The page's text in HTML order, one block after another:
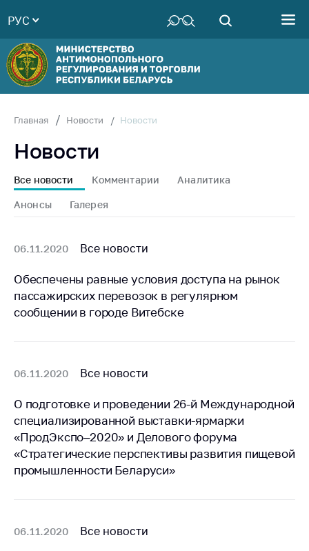
Руководство
Структура
Министерства
Территориальные
Законодательство
Антикоррупционная
деятельность
совет
Соискателям
Награждения
Белорусская
Общественная
Идеологическая
работа
Официальные
геральдические
Деятельность
РУС
Главная Новости Новости
Новости
Все новости Комментарии Аналитика
Анонсы Галерея
06.11.2020 Все новости
Обеспечены равные условия доступа на рынок
пассажирских перевозок в регулярном
сообщении в городе Витебске
06.11.2020 Все новости
О подготовке и проведении 26-й Международной
специализированной выставки-ярмарки
«ПродЭкспо–2020» и Делового форума
«Стратегические перспективы развития пищевой
промышленности Беларуси»
06.11.2020 Все новости